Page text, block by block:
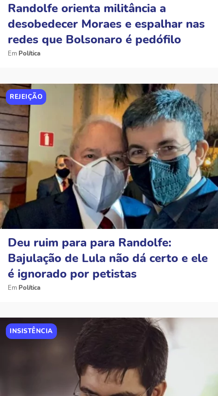
Randolfe orienta militância a
desobedecer Moraes e espalhar nas
redes que Bolsonaro é pedófilo
Política
REJEIÇÃO
Deu ruim para para Randolfe:
Bajulação de Lula não dá certo e ele
é ignorado por petistas
Política
INSISTÊNCIA